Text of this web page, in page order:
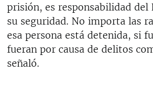
prisión, es responsabilidad del
su seguridad. No importa las
esa persona está detenida, si
fueran por causa de delitos
señaló.